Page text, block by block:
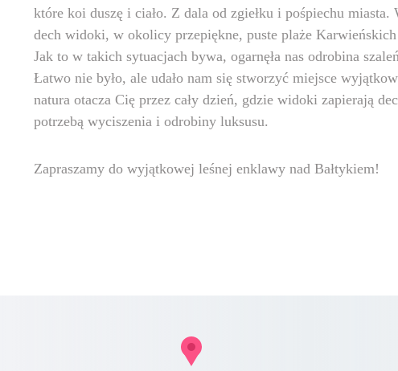
które koi duszę i ciało. Z dala od zgiełku i pośpiechu
dech widoki, w okolicy przepiękne, puste plaże Karwieńskich
Jak to w takich sytuacjach bywa, ogarnęła nas odrobina
Łatwo nie było, ale udało nam się stworzyć miejsce
natura otacza Cię przez cały dzień, gdzie widoki zapierają
potrzebą wyciszenia i odrobiny luksusu.
Zapraszamy do wyjątkowej leśnej enklawy nad Bałtykiem!